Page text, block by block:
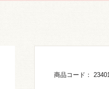
商品コード：